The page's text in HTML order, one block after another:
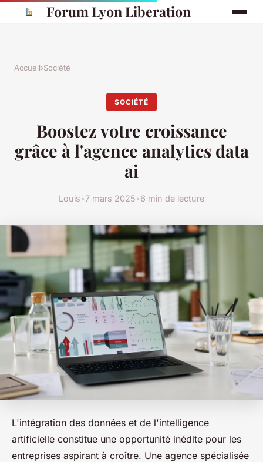
Forum Lyon Liberation
Accueil›Société
SOCIÉTÉ
Boostez votre croissance
grâce à l'agence analytics data
ai
Louis•7 mars 2025•6 min de lecture
L'intégration des données et de l'intelligence
artificielle constitue une opportunité inédite pour les
entreprises aspirant à croître. Une agence spécialisée